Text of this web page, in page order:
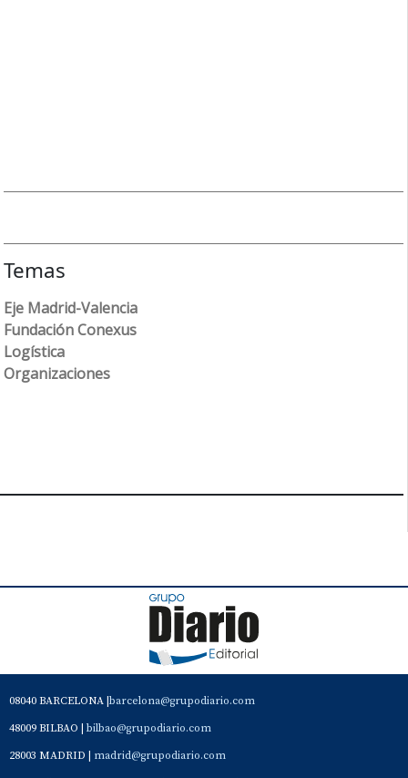
Temas
Eje Madrid-Valencia
Fundación Conexus
Logística
Organizaciones
08040 BARCELONA | barcelona@grupodiario.com
48009 BILBAO | bilbao@grupodiario.com
28003 MADRID | madrid@grupodiario.com